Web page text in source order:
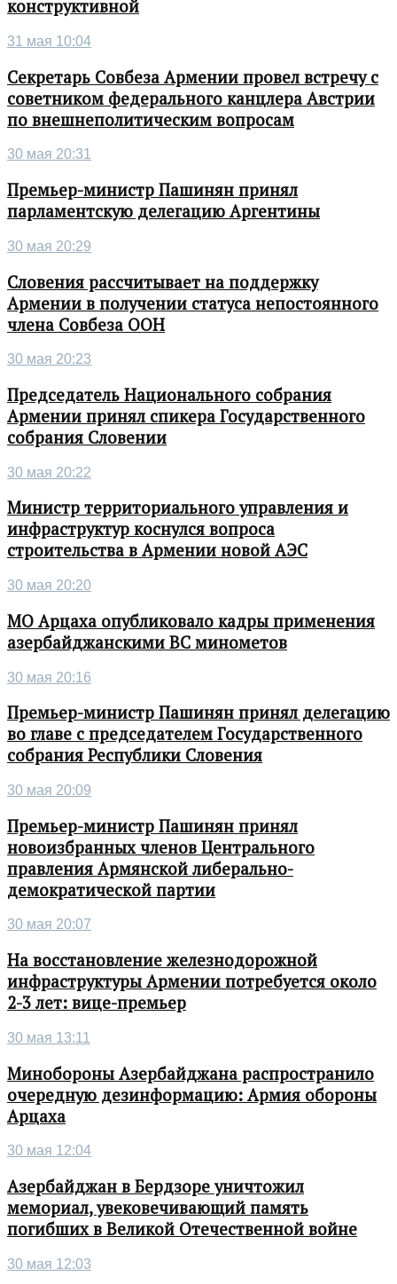
конструктивной
31 мая 10:04
Секретарь Совбеза Армении провел встречу с
советником федерального канцлера Австрии
по внешнеполитическим вопросам
30 мая 20:31
Премьер-министр Пашинян принял
парламентскую делегацию Аргентины
30 мая 20:29
Словения рассчитывает на поддержку
Армении в получении статуса непостоянного
члена Совбеза ООН
30 мая 20:23
Председатель Национального собрания
Армении принял спикера Государственного
собрания Словении
30 мая 20:22
Министр территориального управления и
инфраструктур коснулся вопроса
строительства в Армении новой АЭС
30 мая 20:20
МО Арцаха опубликовало кадры применения
азербайджанскими ВС минометов
30 мая 20:16
Премьер-министр Пашинян принял делегацию
во главе с председателем Государственного
собрания Республики Словения
30 мая 20:09
Премьер-министр Пашинян принял
новоизбранных членов Центрального
правления Армянской либерально-
демократической партии
30 мая 20:07
На восстановление железнодорожной
инфраструктуры Армении потребуется около
2-3 лет: вице-премьер
30 мая 13:11
Минобороны Азербайджана распространило
очередную дезинформацию: Армия обороны
Арцаха
30 мая 12:04
Азербайджан в Бердзоре уничтожил
мемориал, увековечивающий память
погибших в Великой Отечественной войне
30 мая 12:03